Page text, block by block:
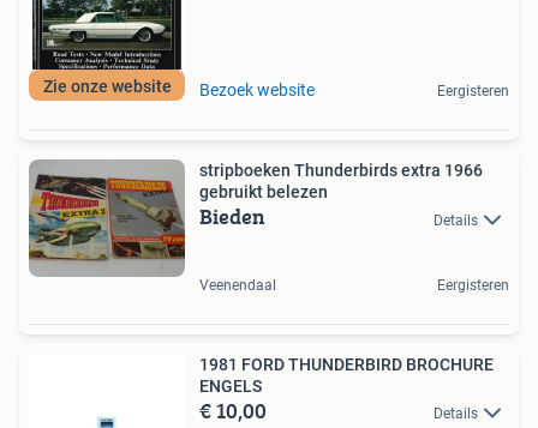
Zie onze website Bezoek website Eergisteren
stripboeken Thunderbirds extra 1966
gebruikt belezen
Bieden Details
Veenendaal Eergisteren
1981 FORD THUNDERBIRD BROCHURE
ENGELS
€ 10,00 Details